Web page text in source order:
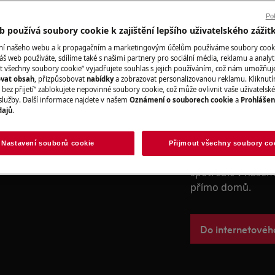
spotřebič vypněte a
desky,
digestoře, trouby
Rezervujte
Náhradní díly a
Vyhledejte si
spotřebič v
přímo domů.
Do
používá soubory cookie k zajištění lepšího uživatelského
našeho webu a k propagačním a marketingovým účelům používáme soubory
web používáte, sdílíme také s našimi partnery pro sociální média, reklamu a
všechny soubory cookie“ vyjadřujete souhlas s jejich používáním, což nám
obsah, přizpůsobovat nabídkya zobrazovat personalizovanou reklamu.
bez přijetí“ zablokujete nepovinné soubory cookie, což může ovlivnit vaše
Další informace najdete v našem Oznámení o souborech cookie a
.
Nastavení souborů cookie Přijmout všechny soubory